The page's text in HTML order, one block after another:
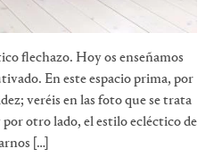
flechazo. Hoy os enseñamos
En este espacio prima, por
veréis en las foto que se trata
otro lado, el estilo ecléctico de
[…]